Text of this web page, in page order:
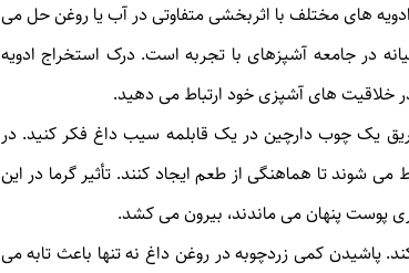
های مختلف با اثربخشی متفاوتی در آب یا روغن حل می
در جامعه آشپزهای با تجربه است. درک استخراج ادویه
خلاقیت های آشپزی خود ارتباط می دهید.
یک چوب دارچین در یک قابلمه سیب داغ فکر کنید. در
شوند تا هماهنگی از طعم ایجاد کنند. تأثیر گرما در این
پوست پنهان می ماندند، بیرون می کشد.
پاشیدن کمی زردچوبه در روغن داغ نه تنها باعث تابه می